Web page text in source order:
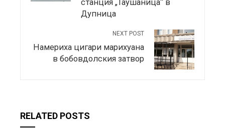
станция „Таушаница“ в
Дупница
NEXT POST
Намериха цигари марихуана
в бобовдолския затвор
RELATED POSTS